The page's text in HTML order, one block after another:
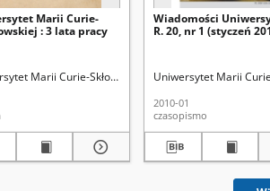
) Jędrych, Marek. Red.
Biblioteka Główna Wojnarowicz, Stanisława
Marii Curie-
: 3 lata pracy
Marii Curie-Skłodowskiej (Lublin).
Wiadomości
R. 20, nr 1 (styczeń
Uniwersytet Marii
2010-01
czasopismo